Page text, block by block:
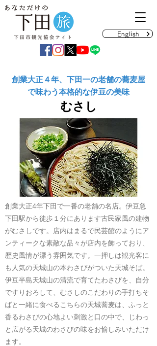
English
創業大正４年、下田一の老舗の蕎麦屋
で味わう本格的な伊豆の美味
むさし
創業大正4年下田で一番の老舗の名店。伊豆急
下田駅から徒歩１分にあります古民家風の建物
がむさしです。店内はまるで民芸館のようにア
ンティークな素敵な品々が店内を飾っており、
歴史風情が漂う雰囲気です。一押しは観光客に
も人気の天城山の本わさびがついた天城そば。
伊豆半島天城山の清流で育てたわさびを、自分
ですりおろして、むさしのこだわりの手打ちそ
ばと一緒に食べるこちらの天城蕎麦は、ふっと
香るわさびの心地よい刺激と口の中で、じわっ
と広がる天城のわさびの味をお愉しみいただけ
ます。